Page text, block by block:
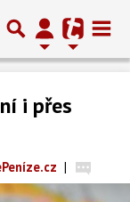
i přes
|